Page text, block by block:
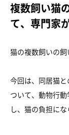
複数飼い猫
て、専門家
猫の複数飼いの飼
今回は、同居猫
ついて、動物行
し、猫の負担に